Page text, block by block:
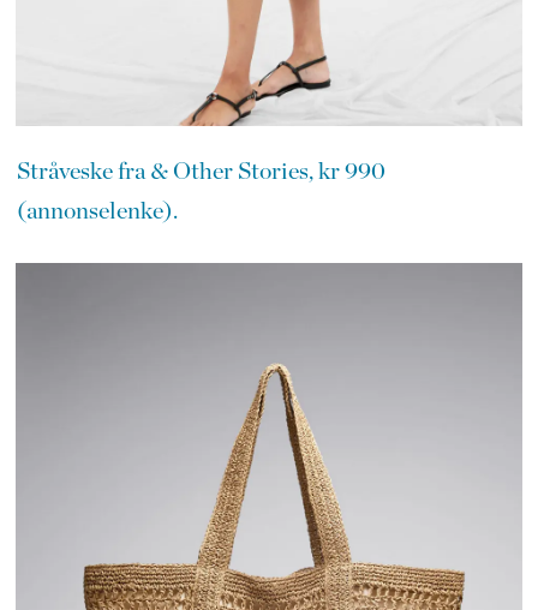
Stråveske fra & Other Stories, kr 990
(annonselenke).